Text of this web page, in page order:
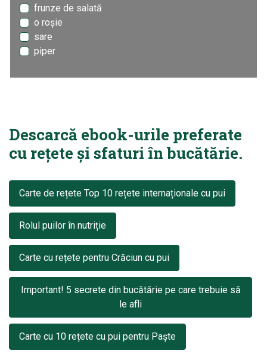
frunze de salată
o roșie
sare
piper
Descarcă ebook-urile preferate
cu rețete și sfaturi în bucătărie.
Carte de rețete Top 10 rețete internaționale cu pui
Rolul puilor în nutriție
Carte cu rețete pentru Crăciun cu pui
Important! 5 secrete din bucătărie pe care trebuie să
le afli
Carte cu 10 rețete cu pui pentru Paște